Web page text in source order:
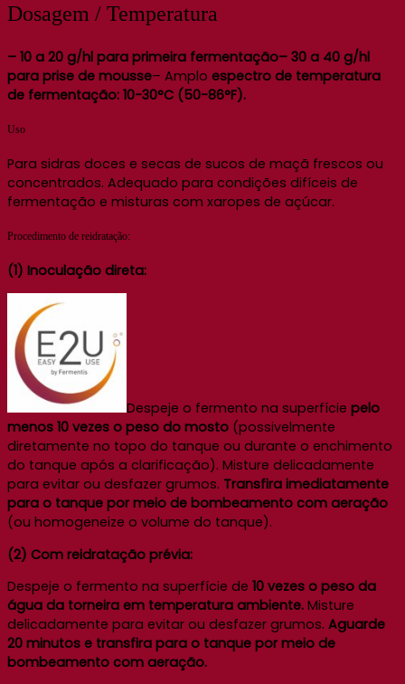
Dosagem / Temperatura
– 10 a 20 g/hl para primeira fermentação– 30 a 40 g/hl
para prise de mousse– Amplo espectro de temperatura
de fermentação: 10-30°C (50-86°F).
Uso
Para sidras doces e secas de sucos de maçã frescos ou
concentrados. Adequado para condições difíceis de
fermentação e misturas com xaropes de açúcar.
Procedimento de reidratação:
(1) Inoculação direta:
Despeje o fermento na superfície pelo
menos 10 vezes o peso do mosto (possivelmente
diretamente no topo do tanque ou durante o enchimento
do tanque após a clarificação). Misture delicadamente
para evitar ou desfazer grumos. Transfira imediatamente
para o tanque por meio de bombeamento com aeração
(ou homogeneize o volume do tanque).
(2) Com reidratação prévia:
Despeje o fermento na superfície de 10 vezes o peso da
água da torneira em temperatura ambiente. Misture
delicadamente para evitar ou desfazer grumos. Aguarde
20 minutos e transfira para o tanque por meio de
bombeamento com aeração.